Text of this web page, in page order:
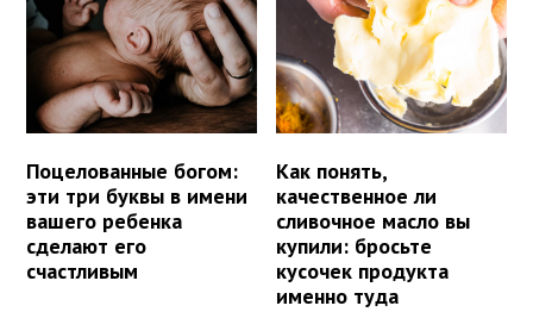
Поцелованные богом:
эти три буквы в имени
вашего ребенка
сделают его
счастливым
Как понять,
качественное ли
сливочное масло вы
купили: бросьте
кусочек продукта
именно туда